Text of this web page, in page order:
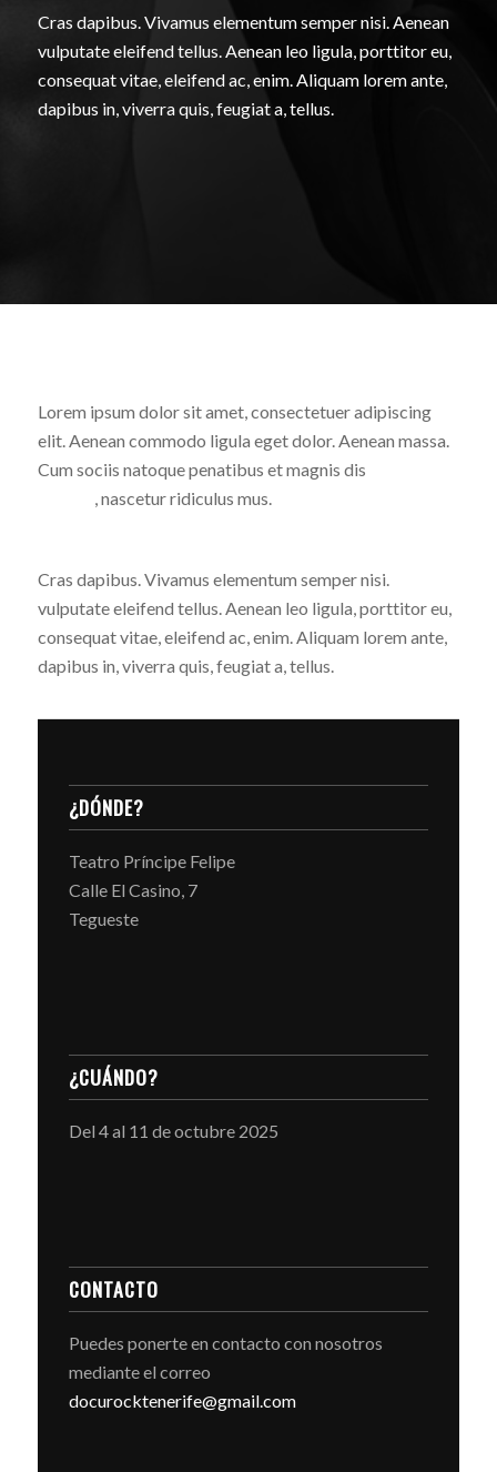
Cras dapibus. Vivamus elementum semper nisi. Aenean
vulputate eleifend tellus. Aenean leo ligula, porttitor eu,
consequat vitae, eleifend ac, enim. Aliquam lorem ante,
dapibus in, viverra quis, feugiat a, tellus.
Lorem ipsum dolor sit amet, consectetuer adipiscing
elit. Aenean commodo ligula eget dolor. Aenean massa.
Cum sociis natoque penatibus et magnis dis
, nascetur ridiculus mus.
Cras dapibus. Vivamus elementum semper nisi.
vulputate eleifend tellus. Aenean leo ligula, porttitor eu,
consequat vitae, eleifend ac, enim. Aliquam lorem ante,
dapibus in, viverra quis, feugiat a, tellus.
¿DÓNDE?
Teatro Príncipe Felipe
Calle El Casino, 7
Tegueste
¿CUÁNDO?
Del 4 al 11 de octubre 2025
CONTACTO
Puedes ponerte en contacto con nosotros
mediante el correo
docurocktenerife@gmail.com